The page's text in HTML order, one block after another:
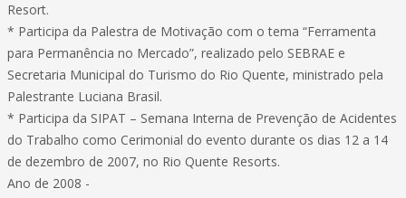
Resort.
* Participa da Palestra de Motivação com o tema “Ferramenta
para Permanência no Mercado”, realizado pelo SEBRAE e
Secretaria Municipal do Turismo do Rio Quente, ministrado pela
Palestrante Luciana Brasil.
* Participa da SIPAT – Semana Interna de Prevenção de Acidentes
do Trabalho como Cerimonial do evento durante os dias 12 a 14
de dezembro de 2007, no Rio Quente Resorts.
Ano de 2008 -